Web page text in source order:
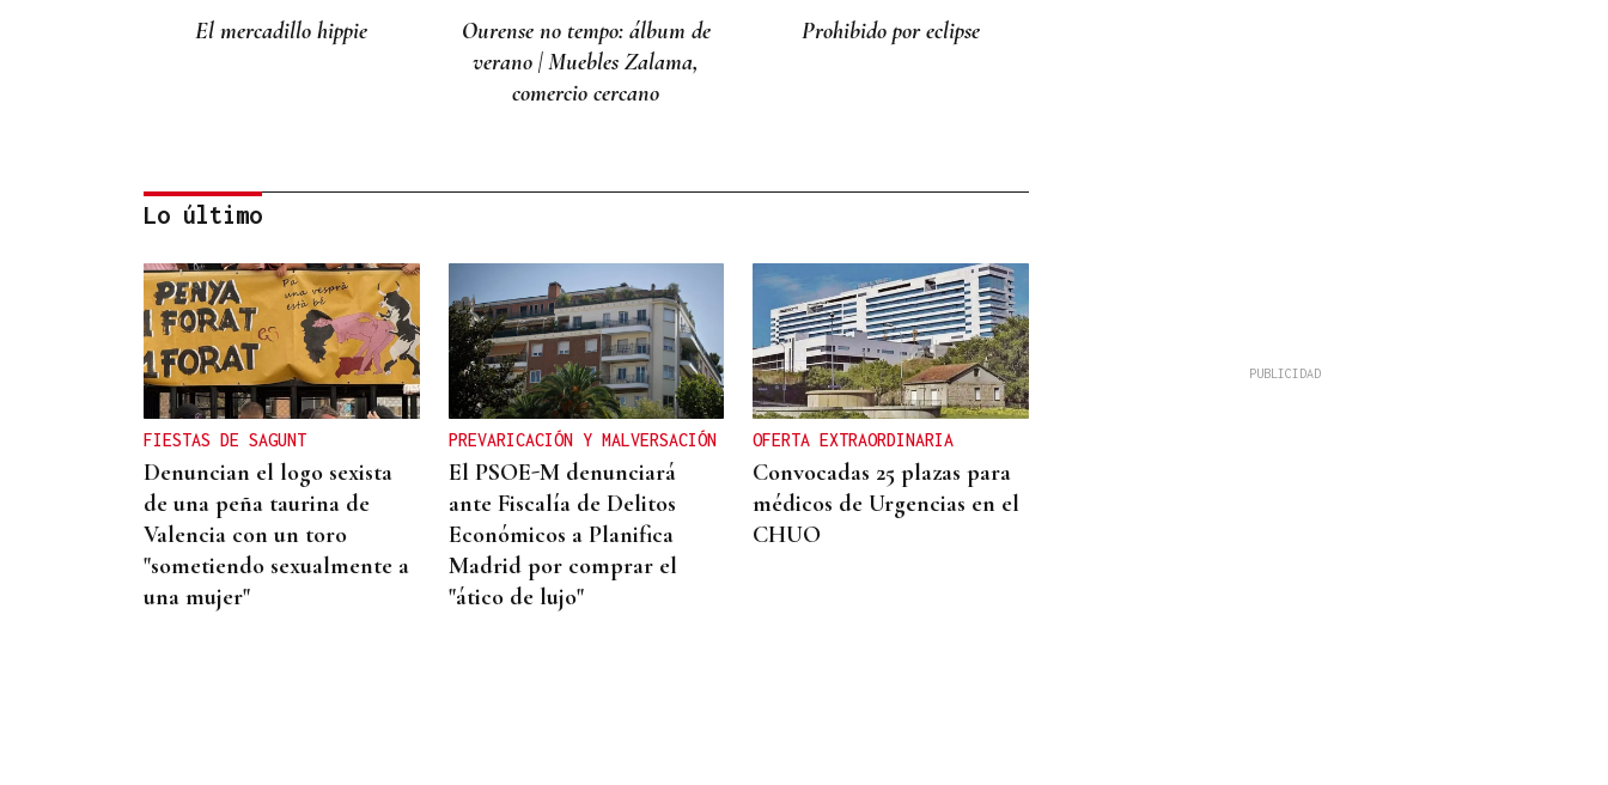
El mercadillo hippie
Ourense no tempo: álbum de
verano | Muebles Zalama,
comercio cercano
Prohibido por eclipse
Lalo Pavón
O AFIADOR
Un día haberá autobuses
Lo último
FIESTAS DE SAGUNT
Denuncian el logo sexista
de una peña taurina de
Valencia con un toro
"sometiendo sexualmente a
una mujer"
PREVARICACIÓN Y MALVERSACIÓN
El PSOE-M denunciará
ante Fiscalía de Delitos
Económicos a Planifica
Madrid por comprar el
"ático de lujo"
OFERTA EXTRAORDINARIA
Convocadas 25 plazas para
médicos de Urgencias en el
CHUO